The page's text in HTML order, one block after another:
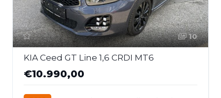
10
KIA Ceed GT Line 1,6 CRDI MT6
€10.990,00